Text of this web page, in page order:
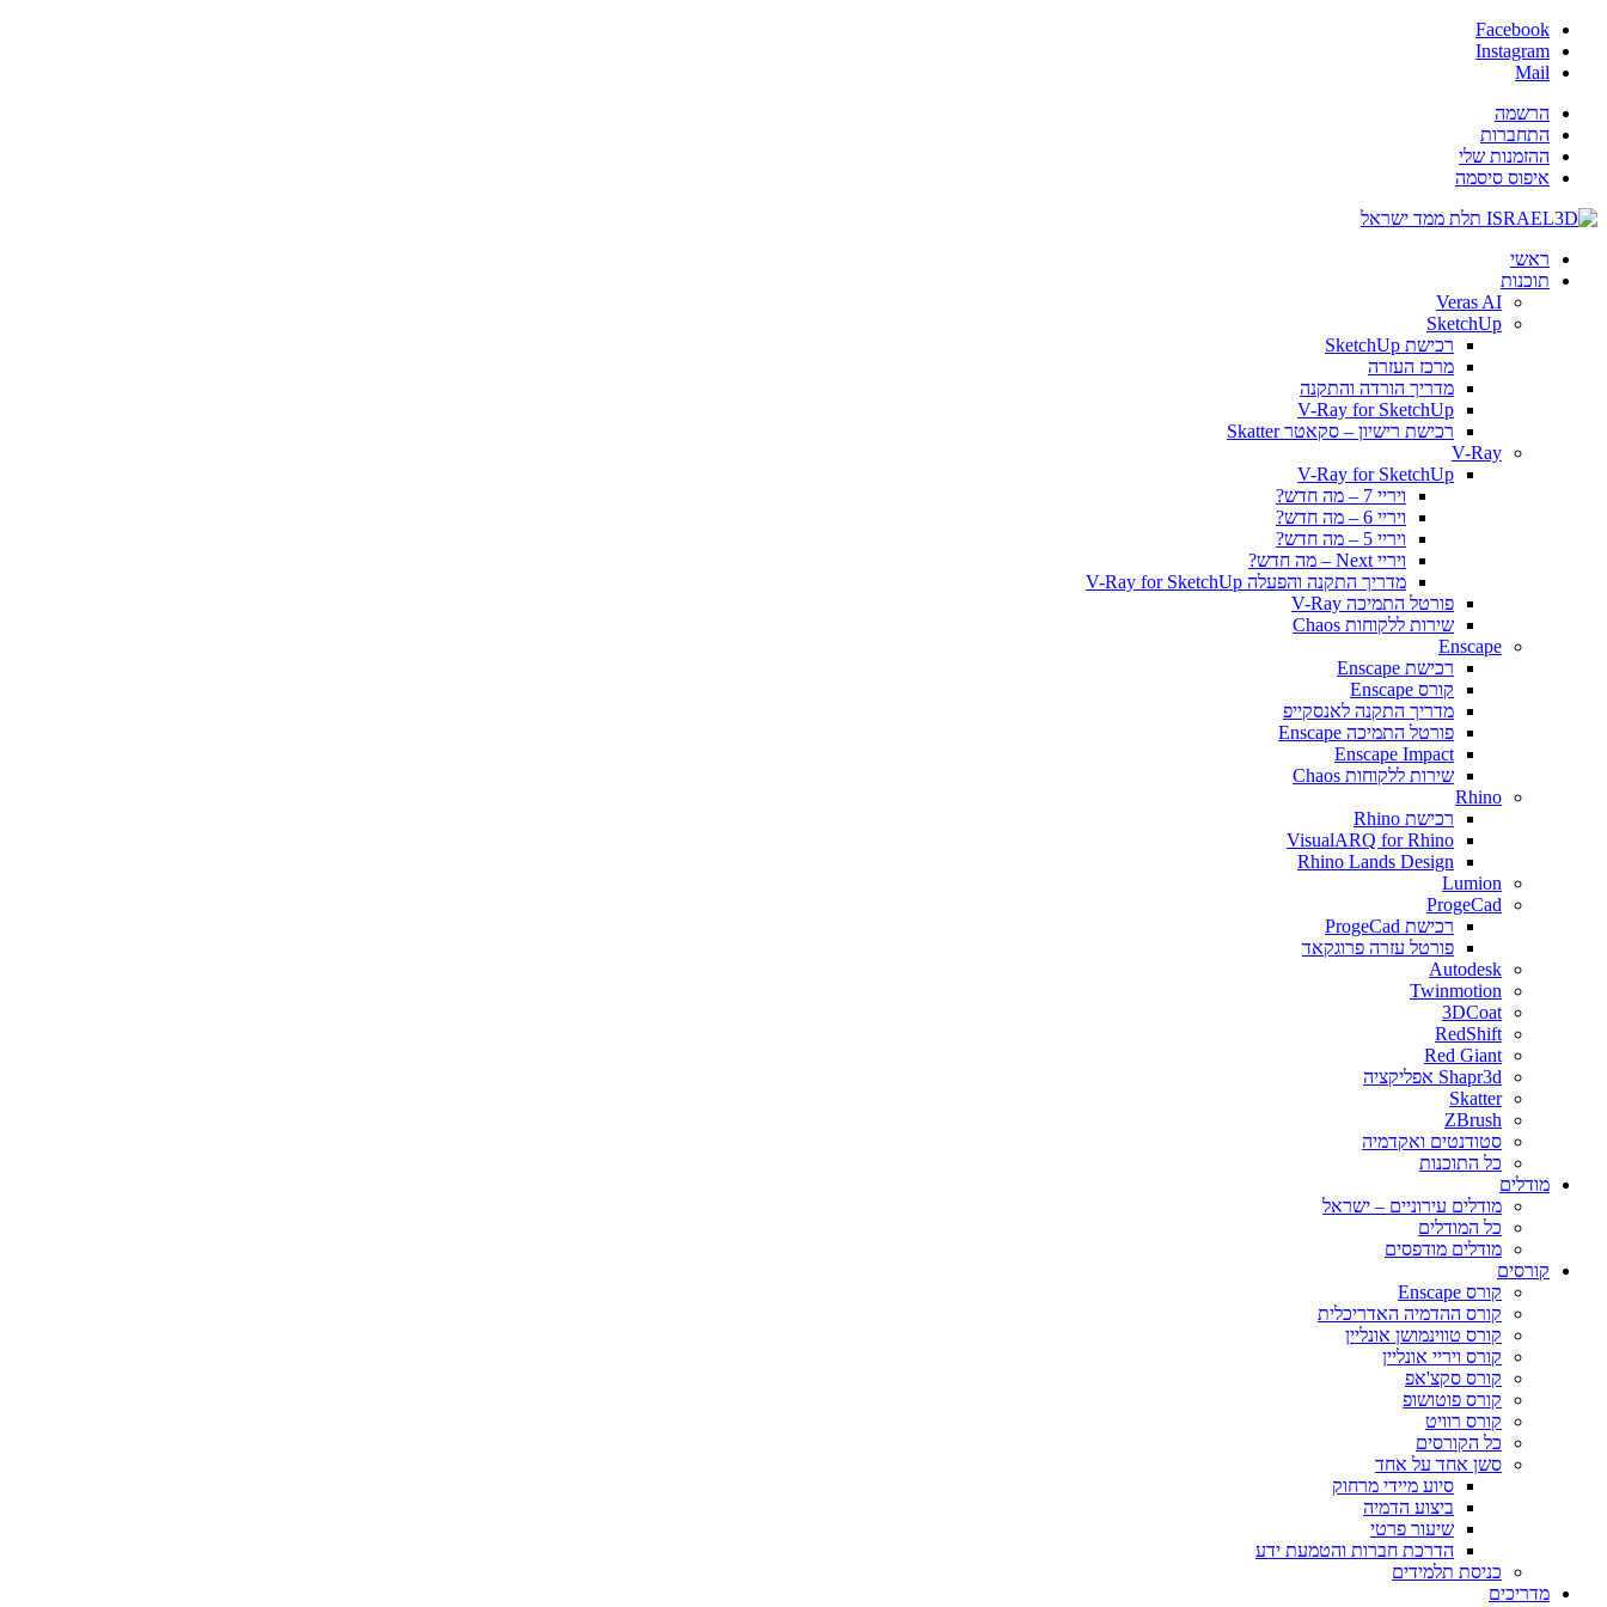
Facebook
Instagram
Mail
הרשמה
התחברות
ההזמנות שלי
איפוס סיסמה
ראשי
תוכנות
Veras AI
SketchUp
רכישת SketchUp
מרכז העזרה
מדריך הורדה והתקנה
V-Ray for SketchUp
רכישת רישיון – סקאטר Skatter
V-Ray
V-Ray for SketchUp
ויריי 7 – מה חדש?
ויריי 6 – מה חדש?
ויריי 5 – מה חדש?
ויריי Next – מה חדש?
מדריך התקנה והפעלה V-Ray for SketchUp
פורטל התמיכה V-Ray
שירות ללקוחות Chaos
Enscape
רכישת Enscape
קורס Enscape
מדריך התקנה לאנסקייפ
פורטל התמיכה Enscape
Enscape Impact
שירות ללקוחות Chaos
Rhino
רכישת Rhino
VisualARQ for Rhino
Rhino Lands Design
Lumion
ProgeCad
רכישת ProgeCad
פורטל עזרה פרוגקאד
Autodesk
Twinmotion
3DCoat
RedShift
Red Giant
Shapr3d אפליקציה
Skatter
ZBrush
סטודנטים ואקדמיה
כל התוכנות
מודלים
מודלים עירוניים – ישראל
כל המודלים
מודלים מודפסים
קורסים
קורס Enscape
קורס ההדמיה האדריכלית
קורס טווינמושן אונליין
קורס ויריי אונליין
קורס סקצ'אפ
קורס פוטושופ
קורס רוויט
כל הקורסים
סשן אחד על אחד
סיוע מיידי מרחוק
ביצוע הדמיה
שיעור פרטי
הדרכת חברות והטמעת ידע
כניסת תלמידים
מדריכים